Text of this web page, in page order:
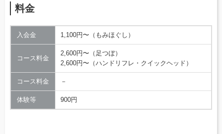
料金
入会金 1,100円〜（もみほぐし）
コース料金
2,600円〜（足つぼ）
2,600円〜（ハンドリフレ・クイックヘッド）
コース料金 －
体験等 900円